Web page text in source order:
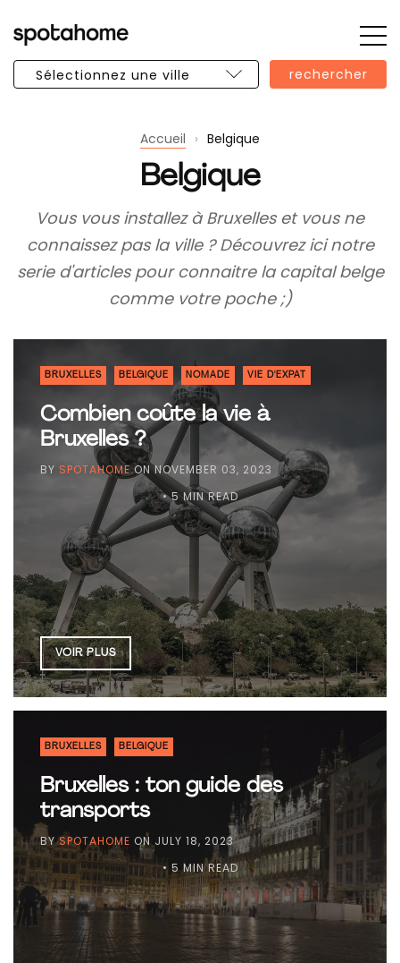
SPOTAHOME
rechercher
Accueil › Belgique
Belgique
Vous vous installez à Bruxelles et vous ne
connaissez pas la ville ? Découvrez ici notre
serie d'articles pour connaitre la capital belge
comme votre poche ;)
BRUXELLES BELGIQUE NOMADE VIE D'EXPAT
Combien coûte la vie à
Bruxelles ?
BY SPOTAHOMEONNOVEMBER 03, 2023
• 5 MIN READ
VOIR PLUS
BRUXELLES BELGIQUE
Bruxelles : ton guide des
transports
BYSPOTAHOME ON JULY 18, 2023
• 5 MIN READ